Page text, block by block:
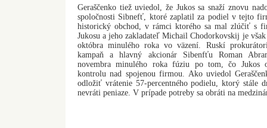
Geraščenko tiež uviedol, že Jukos sa snaží znovu
spoločnosti Sibnefť, ktoré zaplatil za podiel v tejto
historický obchod, v rámci ktorého sa mal zlúčiť s
Jukosu a jeho zakladateľ Michail Chodorkovskij je
októbra minulého roka vo väzení. Ruskí
kampaň a hlavný akcionár Sibenfťu Roman
novembra minulého roka fúziu po tom, čo Jukos
kontrolu nad spojenou firmou. Ako uviedol
odložiť vrátenie 57-percentného podielu, ktorý
nevráti peniaze. V prípade potreby sa obráti na